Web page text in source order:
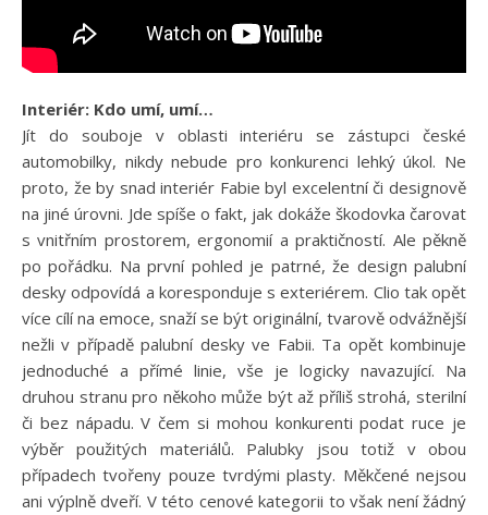
Interiér: Kdo umí, umí…
Jít do souboje v oblasti interiéru se zástupci české
automobilky, nikdy nebude pro konkurenci lehký úkol. Ne
proto, že by snad interiér Fabie byl excelentní či designově
na jiné úrovni. Jde spíše o fakt, jak dokáže škodovka čarovat
s vnitřním prostorem, ergonomií a praktičností. Ale pěkně
po pořádku. Na první pohled je patrné, že design palubní
desky odpovídá a koresponduje s exteriérem. Clio tak opět
více cílí na emoce, snaží se být originální, tvarově odvážnější
nežli v případě palubní desky ve Fabii. Ta opět kombinuje
jednoduché a přímé linie, vše je logicky navazující. Na
druhou stranu pro někoho může být až příliš strohá, sterilní
či bez nápadu. V čem si mohou konkurenti podat ruce je
výběr použitých materiálů. Palubky jsou totiž v obou
případech tvořeny pouze tvrdými plasty. Měkčené nejsou
ani výplně dveří. V této cenové kategorii to však není žádný